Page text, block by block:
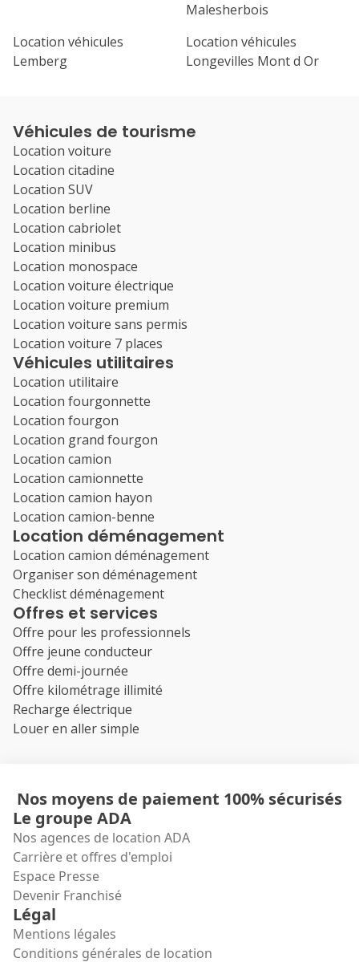
Malesherbois
Location véhicules
Lemberg
Location véhicules
Longevilles Mont d Or
Véhicules de tourisme
Location voiture
Location citadine
Location SUV
Location berline
Location cabriolet
Location minibus
Location monospace
Location voiture électrique
Location voiture premium
Location voiture sans permis
Location voiture 7 places
Véhicules utilitaires
Location utilitaire
Location fourgonnette
Location fourgon
Location grand fourgon
Location camion
Location camionnette
Location camion hayon
Location camion-benne
Location déménagement
Location camion déménagement
Organiser son déménagement
Checklist déménagement
Offres et services
Offre pour les professionnels
Offre jeune conducteur
Offre demi-journée
Offre kilométrage illimité
Recharge électrique
Louer en aller simple
Nos moyens de paiement 100% sécurisés
Le groupe ADA
Nos agences de location ADA
Carrière et offres d'emploi
Espace Presse
Devenir Franchisé
Légal
Mentions légales
Conditions générales de location